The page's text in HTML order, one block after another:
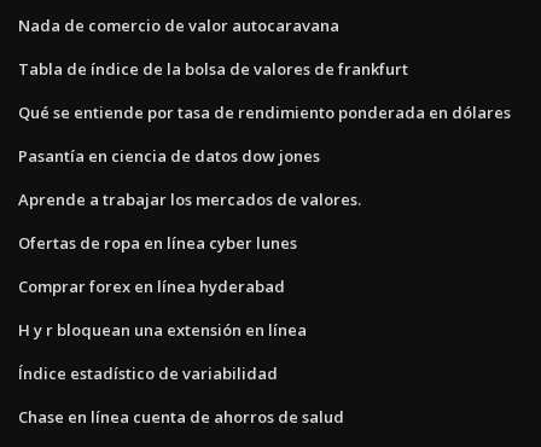
Nada de comercio de valor autocaravana
Tabla de índice de la bolsa de valores de frankfurt
Qué se entiende por tasa de rendimiento ponderada en dólares
Pasantía en ciencia de datos dow jones
Aprende a trabajar los mercados de valores.
Ofertas de ropa en línea cyber lunes
Comprar forex en línea hyderabad
H y r bloquean una extensión en línea
Índice estadístico de variabilidad
Chase en línea cuenta de ahorros de salud